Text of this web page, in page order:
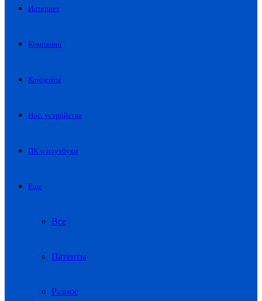
Интернет
Компании
Концепты
Нос. устройства
ПК и ноутбуки
Еще
Все
Патенты
Разное